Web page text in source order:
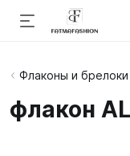
Флаконы и
флакон